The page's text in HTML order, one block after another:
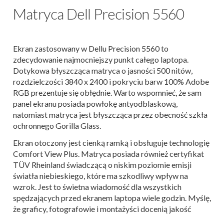
Matryca Dell Precision 5560
Ekran zastosowany w Dellu Precision 5560 to
zdecydowanie najmocniejszy punkt całego laptopa.
Dotykowa błyszcząca matryca o jasności 500 nitów,
rozdzielczości 3840 x 2400 i pokryciu barw 100% Adobe
RGB prezentuje się obłędnie. Warto wspomnieć, że sam
panel ekranu posiada powłokę antyodblaskową,
natomiast matryca jest błyszcząca przez obecność szkła
ochronnego Gorilla Glass.
Ekran otoczony jest cienką ramką i obsługuje technologię
Comfort View Plus. Matryca posiada również certyfikat
TÜV Rheinland świadczącą o niskim poziomie emisji
światła niebieskiego, które ma szkodliwy wpływ na
wzrok. Jest to świetna wiadomość dla wszystkich
spędzających przed ekranem laptopa wiele godzin. Myślę,
że graficy, fotografowie i montażyści docenią jakość